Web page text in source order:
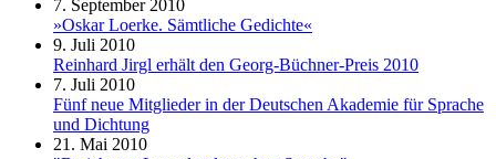
7. September 2010
»Oskar Loerke. Sämtliche Gedichte«
9. Juli 2010
Reinhard Jirgl erhält den Georg-Büchner-Preis 2010
7. Juli 2010
Fünf neue Mitglieder in der Deutschen Akademie für Sprache
und Dichtung
21. Mai 2010